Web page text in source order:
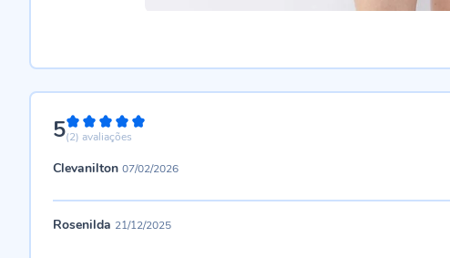
5100%
(2) avaliações
Clevanilton 07/02/2026
Rosenilda 21/12/2025